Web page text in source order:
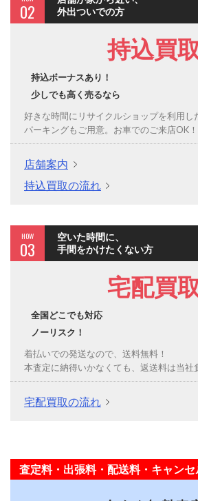
02
外出ついでの方
持込買取
持込ボーナスあり！
少しでも高く売るなら
好きな時間にリサイクルショップを利用し
パーキングもご用意。お車でのご来店OK！
店舗案内
持込買取の流れ
HOW
03
空いた時間に、
手間をかけたくない方
宅配買取
全国どこでも対応
ノーリスク！
着払いでの発送なので、送料無料！
本査定に納得いかなくても、返送料は当社
宅配買取の流れ
査定料・出張料・配送料・キャンセ